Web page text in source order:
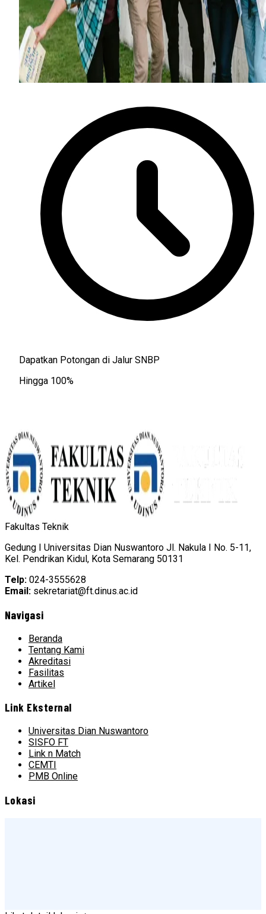
Dapatkan Potongan di Jalur SNBP
Hingga 100%
Fakultas Teknik
Gedung I Universitas Dian Nuswantoro Jl. Nakula I No. 5-11,
Kel. Pendrikan Kidul, Kota Semarang 50131
Telp: 024-3555628
Email: sekretariat@ft.dinus.ac.id
Navigasi
Beranda
Tentang Kami
Akreditasi
Fasilitas
Artikel
Link Eksternal
Universitas Dian Nuswantoro
SISFO FT
Link n Match
CEMTI
PMB Online
Lokasi